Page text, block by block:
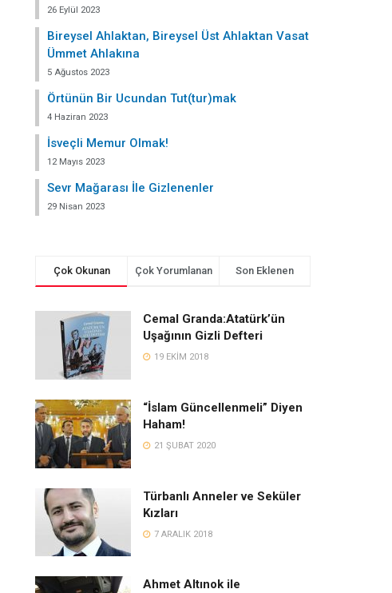
26 Eylül 2023
Bireysel Ahlaktan, Bireysel Üst Ahlaktan Vasat
Ümmet Ahlakına
5 Ağustos 2023
Örtünün Bir Ucundan Tut(tur)mak
4 Haziran 2023
İsveçli Memur Olmak!
12 Mayıs 2023
Sevr Mağarası İle Gizlenenler
29 Nisan 2023
Çok Okunan Çok Yorumlanan Son Eklenen
Cemal Granda:Atatürk’ün
Uşağının Gizli Defteri
19 EKIM 2018
“İslam Güncellenmeli” Diyen
Haham!
21 ŞUBAT 2020
Türbanlı Anneler ve Seküler
Kızları
7 ARALIK 2018
Ahmet Altınok ile